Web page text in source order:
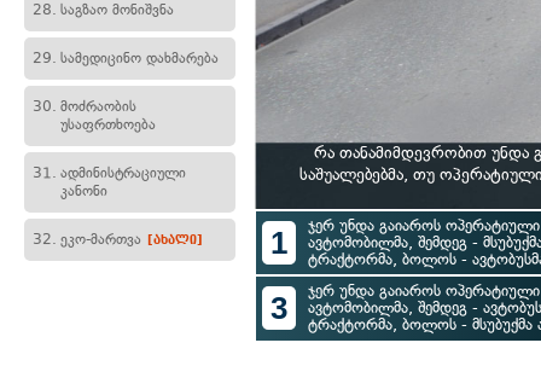
28. საგზაო მონიშვნა
29. სამედიცინო დახმარება
30. მოძრაობის
უსაფრთხოება
31. ადმინისტრაციული
კანონი
32. ეკო-მართვა [ახალი]
რა თანამიმდევრობით უნდა
საშუალებებმა, თუ
1
ჯერ უნდა გაიაროს ოპერატიული
ავტომობილმა, შემდეგ -
ტრაქტორმა, ბოლოს -
3
ჯერ უნდა გაიაროს ოპერატიული
ავტომობილმა, შემდეგ -
ტრაქტორმა, ბოლოს - მსუბუქმა